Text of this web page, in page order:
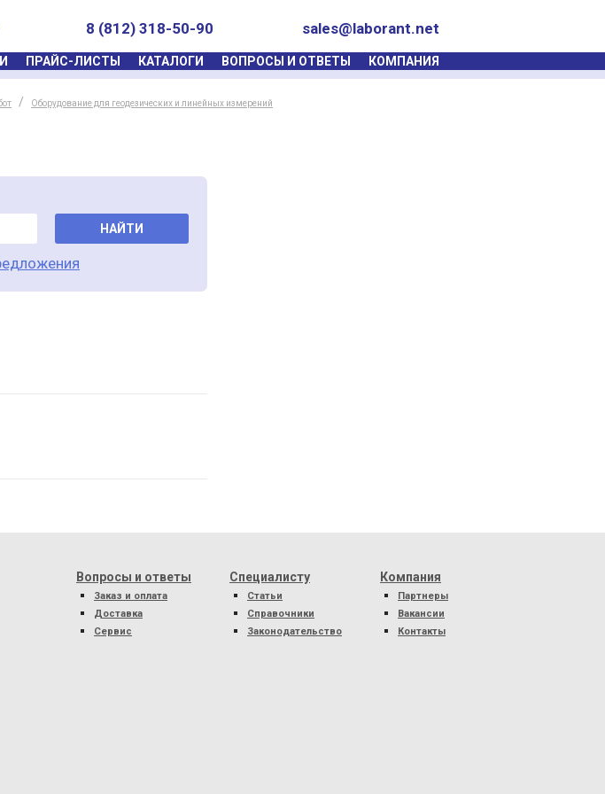
sales@laborant.net
8 (812) 318-50-90
ПРАЙС-ЛИСТЫ КАТАЛОГИ ВОПРОСЫ И ОТВЕТЫ КОМПАНИЯ
Оборудование для геодезических и линейных измерений
НАЙТИ
Вопросы и ответы
Заказ и оплата
Доставка
Сервис
Специалисту
Статьи
Справочники
Законодательство
Компания
Партнеры
Вакансии
Контакты